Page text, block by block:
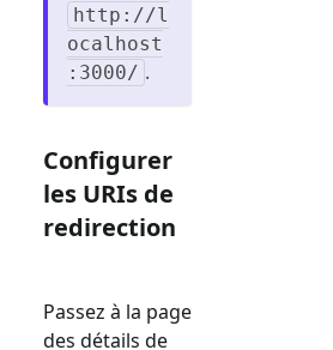
http://l
ocalhost
:3000/ .
Configurer
les URIs de
redirection
Passez à la page
des détails de